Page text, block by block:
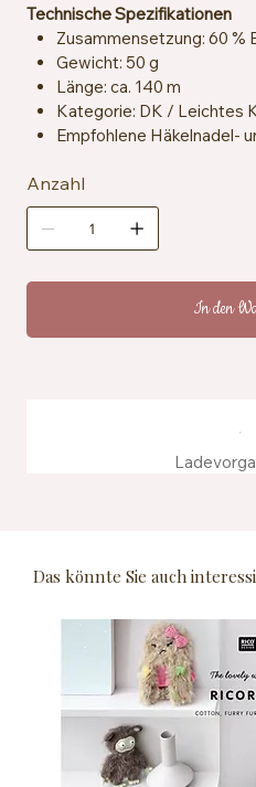
Technische Spezifikationen
Zusammensetzung: 60 %
Gewicht: 50 g
Länge: ca. 140 m
Kategorie: DK / Leichtes
Empfohlene Häkelnadel-
cm
Zertifizierung: OEKO-TEX®
Pflegehinweise:
Anzahl
In den
Das könnte Sie auch